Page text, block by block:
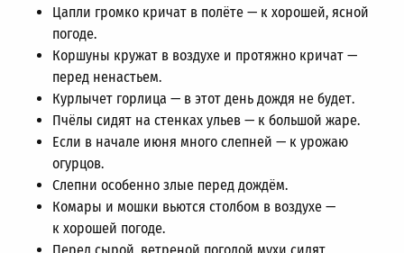
Цапли громко кричат в полёте — к хорошей, ясной
погоде.
Коршуны кружат в воздухе и протяжно кричат —
перед ненастьем.
Курлычет горлица — в этот день дождя не будет.
Пчёлы сидят на стенках ульев — к большой жаре.
Если в начале июня много слепней — к урожаю
огурцов.
Слепни особенно злые перед дождём.
Комары и мошки вьются столбом в воздухе —
к хорошей погоде.